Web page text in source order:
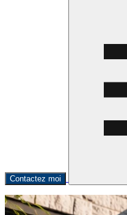
Contactez moi